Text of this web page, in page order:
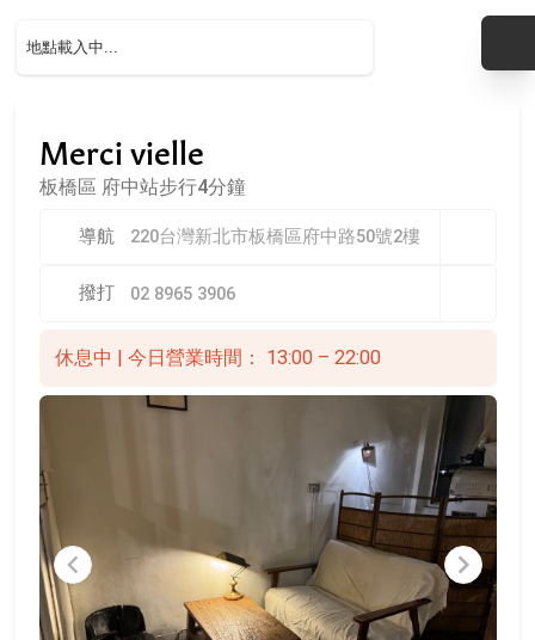
Merci vielle
板橋區 府中站步行4分鐘
導航 220台灣新北市板橋區府中路50號2樓
撥打 02 8965 3906
休息中 | 今日營業時間： 13:00 – 22:00